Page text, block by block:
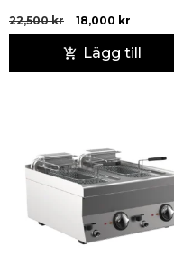
22,500kr 18,000 kr
Lägg till